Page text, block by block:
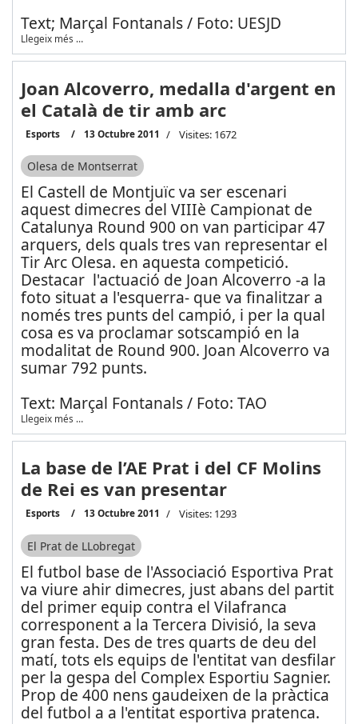
Text; Marçal Fontanals / Foto: UESJD
Llegeix més …
Joan Alcoverro, medalla d'argent en
el Català de tir amb arc
Esports 13 Octubre 2011 Visites: 1672
Olesa de Montserrat
El Castell de Montjuïc va ser escenari
aquest dimecres del VIIIè Campionat de
Catalunya Round 900 on van participar 47
arquers, dels quals tres van representar el
Tir Arc Olesa. en aquesta competició.
Destacar l'actuació de Joan Alcoverro -a la
foto situat a l'esquerra- que va finalitzar a
només tres punts del campió, i per la qual
cosa es va proclamar sotscampió en la
modalitat de Round 900. Joan Alcoverro va
sumar 792 punts.
Text: Marçal Fontanals / Foto: TAO
Llegeix més …
La base de l’AE Prat i del CF Molins
de Rei es van presentar
Esports 13 Octubre 2011 Visites: 1293
El Prat de LLobregat
El futbol base de l'Associació Esportiva Prat
va viure ahir dimecres, just abans del partit
del primer equip contra el Vilafranca
corresponent a la Tercera Divisió, la seva
gran festa. Des de tres quarts de deu del
matí, tots els equips de l'entitat van desfilar
per la gespa del Complex Esportiu Sagnier.
Prop de 400 nens gaudeixen de la pràctica
del futbol a a l'entitat esportiva pratenca.